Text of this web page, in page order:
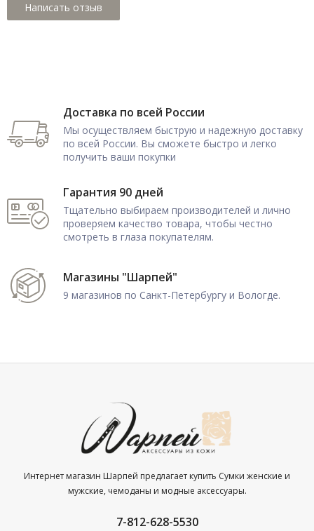
Доставка по всей России
Мы осуществляем быструю и надежную доставку
по всей России. Вы сможете быстро и легко
получить ваши покупки
Гарантия 90 дней
Тщательно выбираем производителей и лично
проверяем качество товара, чтобы честно
смотреть в глаза покупателям.
Магазины "Шарпей"
9 магазинов по Санкт-Петербургу и Вологде.
Интернет магазин Шарпей предлагает купить Сумки женские и
мужские, чемоданы и модные аксессуары.
7-812-628-5530